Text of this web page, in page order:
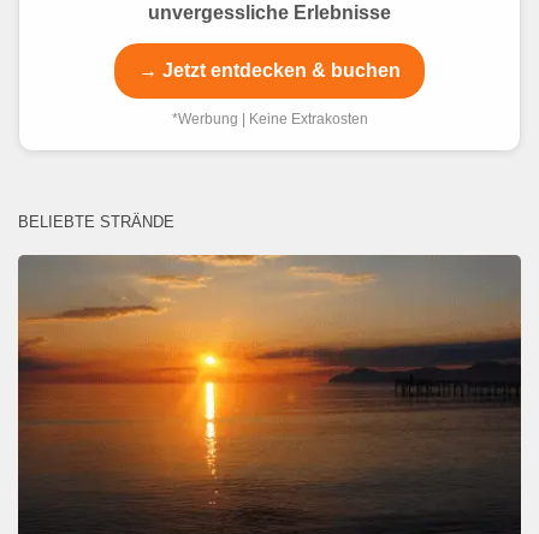
unvergessliche Erlebnisse
→ Jetzt entdecken & buchen
*Werbung | Keine Extrakosten
BELIEBTE STRÄNDE